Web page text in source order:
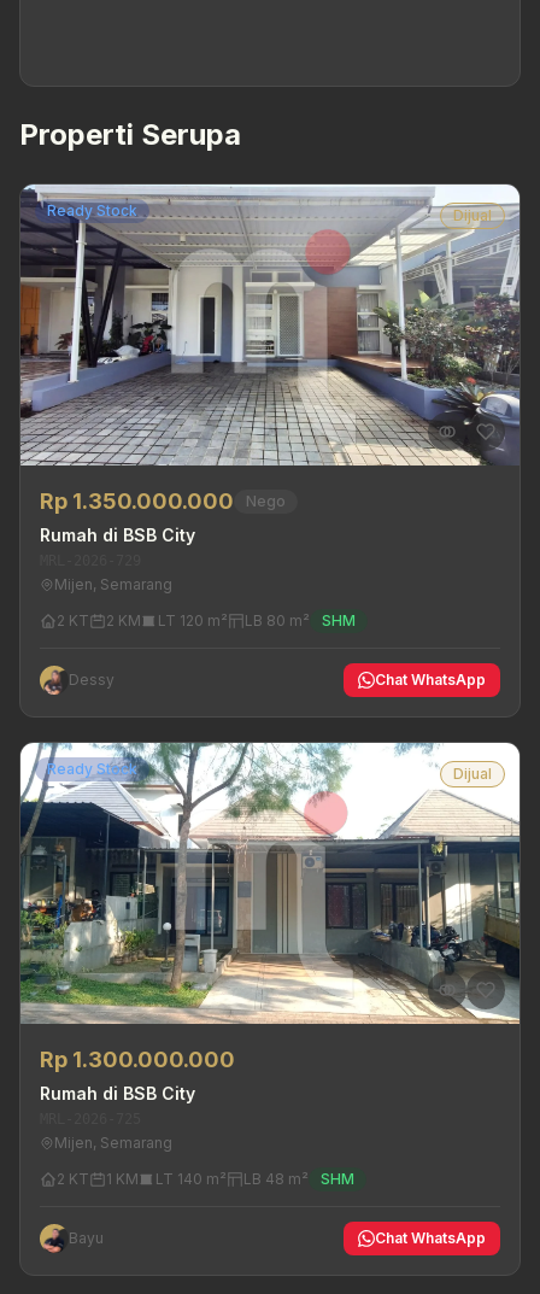
Properti Serupa
Ready Stock Dijual
Rp 1.350.000.000 Nego
Rumah di BSB City
Mijen, Semarang
2 KT
2 KM LT 120 m² LB 80 m² SHM
Dessy Chat WhatsApp
Ready Stock Dijual
Rp 1.300.000.000
Rumah di BSB City
Mijen, Semarang
2 KT
1 KM LT 140 m² LB 48 m² SHM
Bayu Chat WhatsApp